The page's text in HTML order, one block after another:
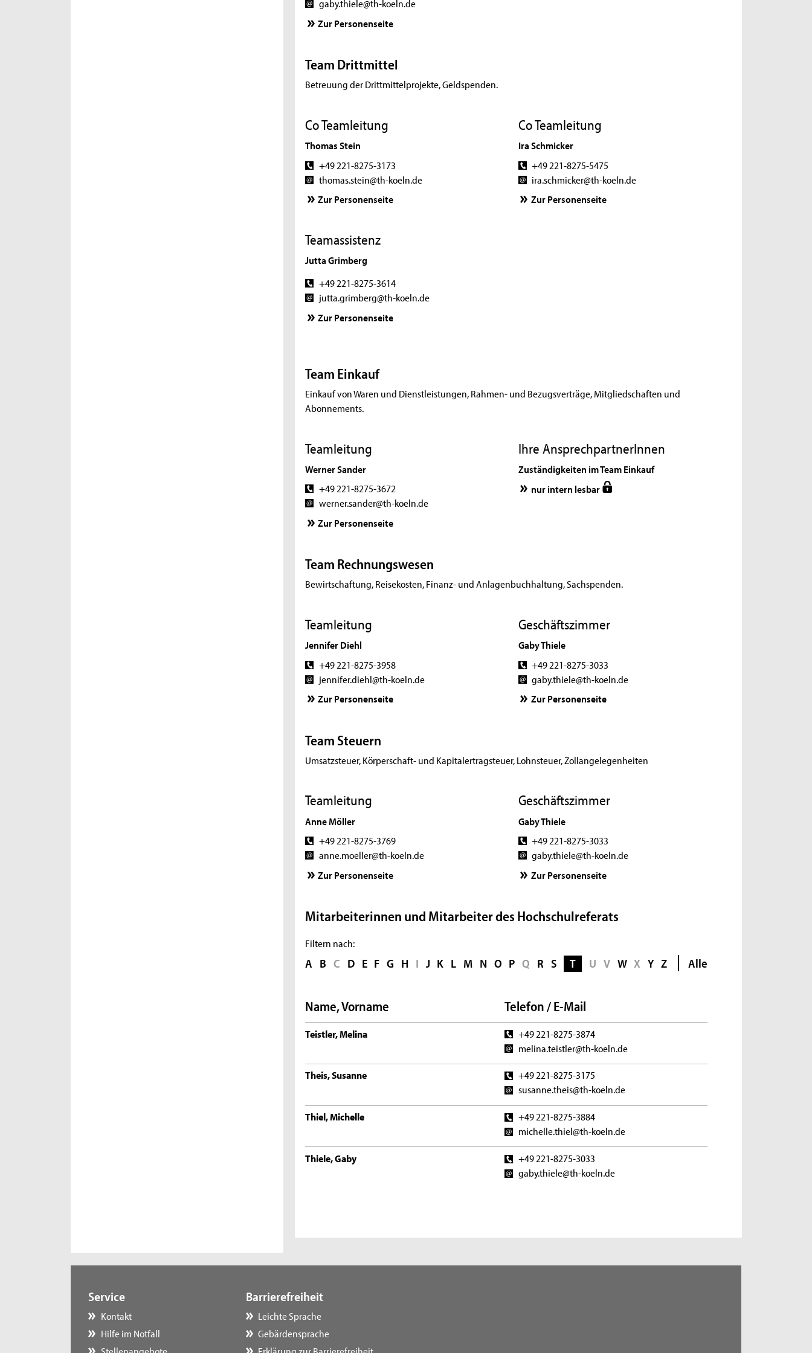
gaby.thiele@th-koeln.de
Zur Personenseite
Team Drittmittel
Betreuung der Drittmittelprojekte, Geldspenden.
Co Teamleitung
Thomas Stein
+49 221-8275-3173
thomas.stein@th-koeln.de
Zur Personenseite
Co Teamleitung
Ira Schmicker
+49 221-8275-5475
ira.schmicker@th-koeln.de
Zur Personenseite
Teamassistenz
Jutta Grimberg
+49 221-8275-3614
jutta.grimberg@th-koeln.de
Zur Personenseite
Team Einkauf
Einkauf von Waren und Dienstleistungen, Rahmen- und Bezugsverträge, Mitgliedschaften und
Abonnements.
Teamleitung
Werner Sander
+49 221-8275-3672
werner.sander@th-koeln.de
Zur Personenseite
Ihre AnsprechpartnerInnen
Zuständigkeiten im Team Einkauf
nur intern lesbar
Team Rechnungswesen
Bewirtschaftung, Reisekosten, Finanz- und Anlagenbuchhaltung, Sachspenden.
Teamleitung
Jennifer Diehl
+49 221-8275-3958
jennifer.diehl@th-koeln.de
Zur Personenseite
Geschäftszimmer
Gaby Thiele
+49 221-8275-3033
gaby.thiele@th-koeln.de
Zur Personenseite
Team Steuern
Umsatzsteuer, Körperschaft- und Kapitalertragsteuer, Lohnsteuer, Zollangelegenheiten
Teamleitung
Anne Möller
+49 221-8275-3769
anne.moeller@th-koeln.de
Zur Personenseite
Geschäftszimmer
Gaby Thiele
+49 221-8275-3033
gaby.thiele@th-koeln.de
Zur Personenseite
Mitarbeiterinnen und Mitarbeiter des Hochschulreferats
Filtern nach:
A B C D E F G H I J K L M N O P Q R S T U V W X Y Z Alle
Name, Vorname Telefon / E-Mail
Teistler, Melina
+49 221-8275-3874
melina.teistler@th-koeln.de
Theis, Susanne
+49 221-8275-3175
susanne.theis@th-koeln.de
Thiel, Michelle
+49 221-8275-3884
michelle.thiel@th-koeln.de
Thiele, Gaby
+49 221-8275-3033
gaby.thiele@th-koeln.de
Service
Kontakt
Hilfe im Notfall
Barrierefreiheit
Leichte Sprache
Gebärdensprache